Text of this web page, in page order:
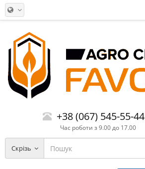
+38 (067) 545-55-44
Час роботи з 9.00 до 17.00
Скрізь